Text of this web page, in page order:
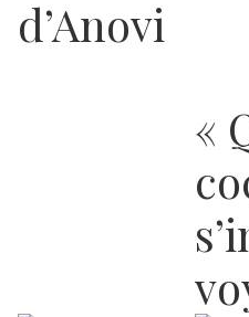
d’Anovi
«